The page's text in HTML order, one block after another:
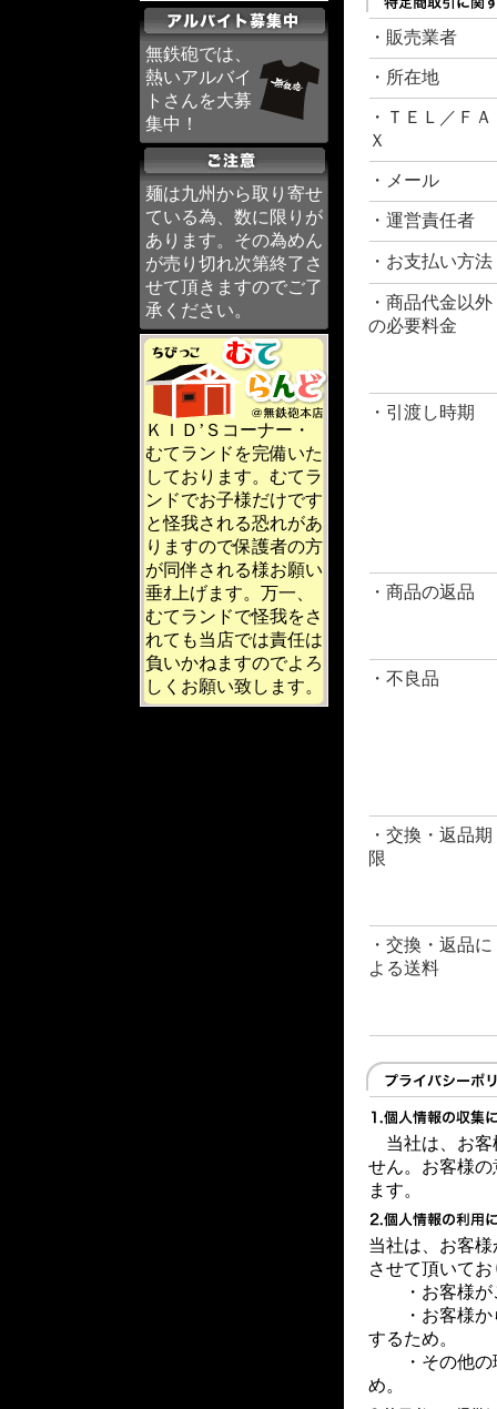
無鉄砲では、
熱いアルバイ
トさんを大募
集中！
麺は九州から取り寄せ
ている為、数に限りが
あります。その為めん
が売り切れ次第終了さ
せて頂きますのでご了
承ください。
ＫＩＤ’Ｓコーナー・
むてランドを完備いた
しております。むてラ
ンドでお子様だけです
と怪我される恐れがあ
りますので保護者の方
が同伴される様お願い
垂ｵ上げます。万一、
むてランドで怪我をさ
れても当店では責任は
負いかねますのでよろ
しくお願い致します。
・販売業者
・所在地
・ＴＥＬ／ＦＡ
Ｘ
・メール
・運営責任者
・お支払い方法
・商品代金以外
の必要料金
・引渡し時期
・商品の返品
・不良品
・交換・返品期
限
・交換・返品に
よる送料
当社は、お客
せん。お客様
ます。
当社は、お客
させて頂いて
・お客様
・お客様から
するため。
・その他の理
め。